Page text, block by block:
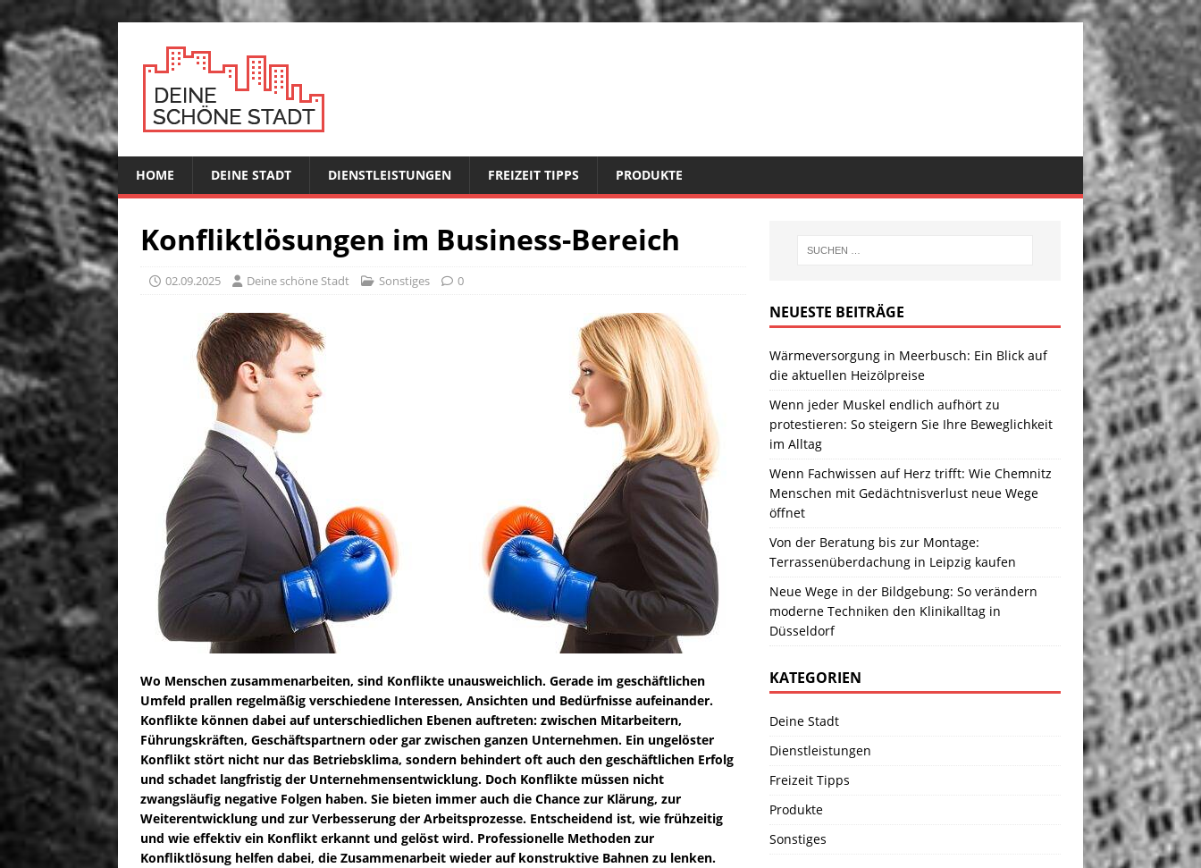
HOME DEINE STADT DIENSTLEISTUNGEN FREIZEIT TIPPS PRODUKTE
Konfliktlösungen im Business-Bereich
02.09.2025 Deine schöne Stadt Sonstiges 0
Wo Menschen zusammenarbeiten, sind Konflikte unausweichlich. Gerade im geschäftlichen
Umfeld prallen regelmäßig verschiedene Interessen, Ansichten und Bedürfnisse aufeinander.
Konflikte können dabei auf unterschiedlichen Ebenen auftreten: zwischen Mitarbeitern,
Führungskräften, Geschäftspartnern oder gar zwischen ganzen Unternehmen. Ein ungelöster
Konflikt stört nicht nur das Betriebsklima, sondern behindert oft auch den geschäftlichen Erfolg
und schadet langfristig der Unternehmensentwicklung. Doch Konflikte müssen nicht
zwangsläufig negative Folgen haben. Sie bieten immer auch die Chance zur Klärung, zur
Weiterentwicklung und zur Verbesserung der Arbeitsprozesse. Entscheidend ist, wie frühzeitig
und wie effektiv ein Konflikt erkannt und gelöst wird. Professionelle Methoden zur
Konfliktlösung helfen dabei, die Zusammenarbeit wieder auf konstruktive Bahnen zu lenken.
NEUESTE BEITRÄGE
Wärmeversorgung in Meerbusch: Ein Blick auf
die aktuellen Heizölpreise
Wenn jeder Muskel endlich aufhört zu
protestieren: So steigern Sie Ihre Beweglichkeit
im Alltag
Wenn Fachwissen auf Herz trifft: Wie Chemnitz
Menschen mit Gedächtnisverlust neue Wege
öffnet
Von der Beratung bis zur Montage:
Terrassenüberdachung in Leipzig kaufen
Neue Wege in der Bildgebung: So verändern
moderne Techniken den Klinikalltag in
Düsseldorf
KATEGORIEN
Deine Stadt
Dienstleistungen
Freizeit Tipps
Produkte
Sonstiges